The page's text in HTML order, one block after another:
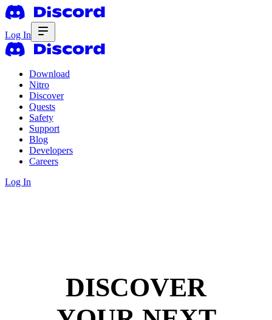
Log In
Download
Nitro
Discover
Quests
Safety
Support
Blog
Developers
Careers
Log In
DISCOVER